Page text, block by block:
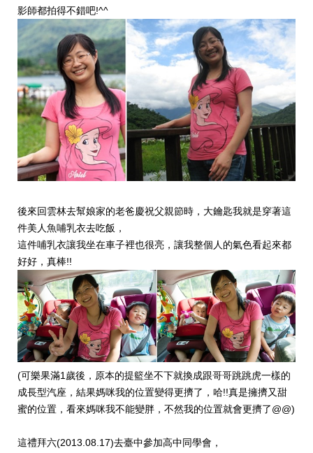
影師都拍得不錯吧!^^
後來回雲林去幫娘家的老爸慶祝父親節時，大鑰匙我就是穿著這
件美人魚哺乳衣去吃飯，
這件哺乳衣讓我坐在車子裡也很亮，讓我整個人的氣色看起來都
好好，真棒!!
(可樂果滿1歲後，原本的提籃坐不下就換成跟哥哥跳跳虎一樣的
成長型汽座，結果媽咪我的位置變得更擠了，哈!!真是擁擠又甜
蜜的位置，看來媽咪我不能變胖，不然我的位置就會更擠了@@)
這禮拜六(2013.08.17)去臺中參加高中同學會，